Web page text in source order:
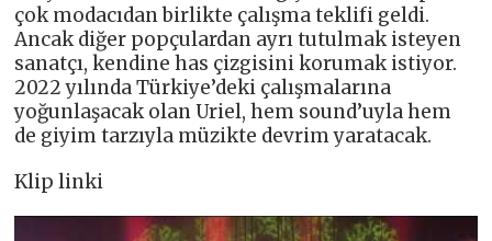
çok modacıdan birlikte çalışma teklifi geldi.
Ancak diğer popçulardan ayrı tutulmak isteyen
sanatçı, kendine has çizgisini korumak istiyor.
2022 yılında Türkiye’deki çalışmalarına
yoğunlaşacak olan Uriel, hem sound’uyla hem
de giyim tarzıyla müzikte devrim yaratacak.
Klip linki